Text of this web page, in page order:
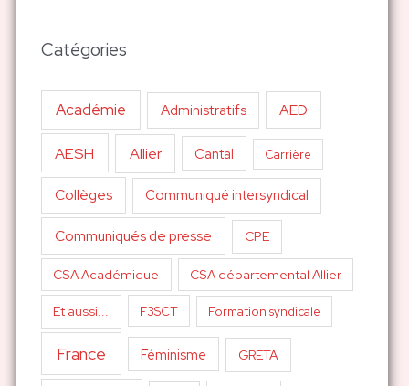
Catégories
Académie Administratifs AED
AESH Allier Cantal Carrière
Collèges Communiqué intersyndical
Communiqués de presse CPE
CSA Académique CSA départemental Allier
Et aussi... F3SCT Formation syndicale
France Féminisme GRETA